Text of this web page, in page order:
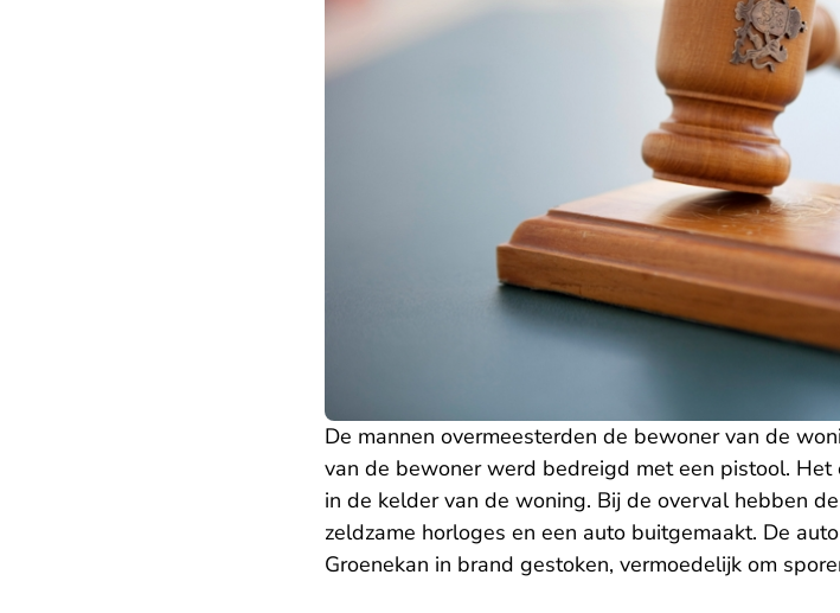
De mannen overmeesterden de bewoner van de
van de bewoner werd bedreigd met een pistool.
in de kelder van de woning. Bij de overval hebben
zeldzame horloges en een auto buitgemaakt. De
Groenekan in brand gestoken, vermoedelijk om